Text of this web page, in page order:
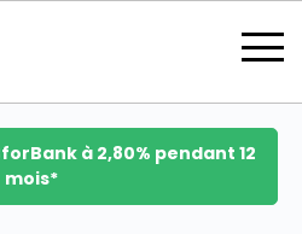
à 2,80% pendant 12
mois*